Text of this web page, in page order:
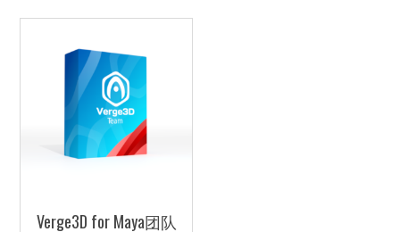
Verge3D for Maya团队